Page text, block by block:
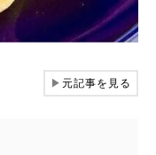
▶元記事を見る